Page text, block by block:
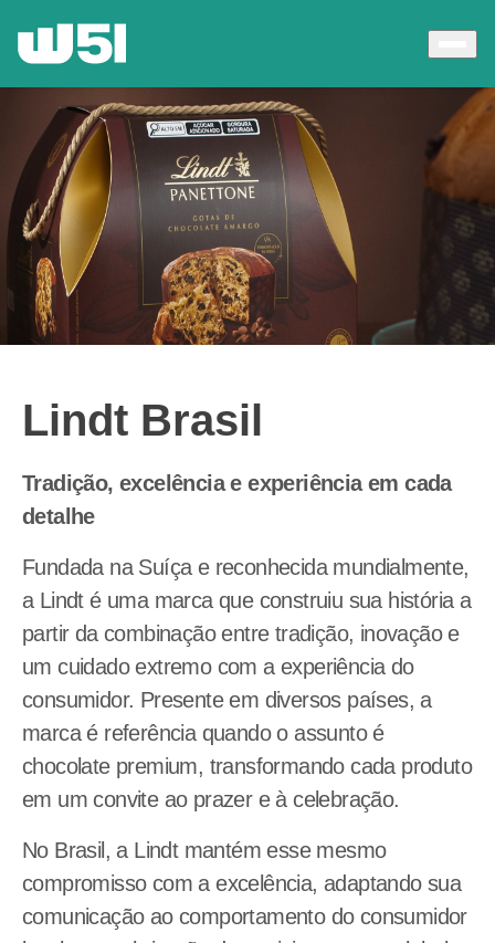
Lindt Brasil
Tradição, excelência e experiência em cada
detalhe
Fundada na Suíça e reconhecida mundialmente,
a Lindt é uma marca que construiu sua história a
partir da combinação entre tradição, inovação e
um cuidado extremo com a experiência do
consumidor. Presente em diversos países, a
marca é referência quando o assunto é
chocolate premium, transformando cada produto
em um convite ao prazer e à celebração.
No Brasil, a Lindt mantém esse mesmo
compromisso com a excelência, adaptando sua
comunicação ao comportamento do consumidor